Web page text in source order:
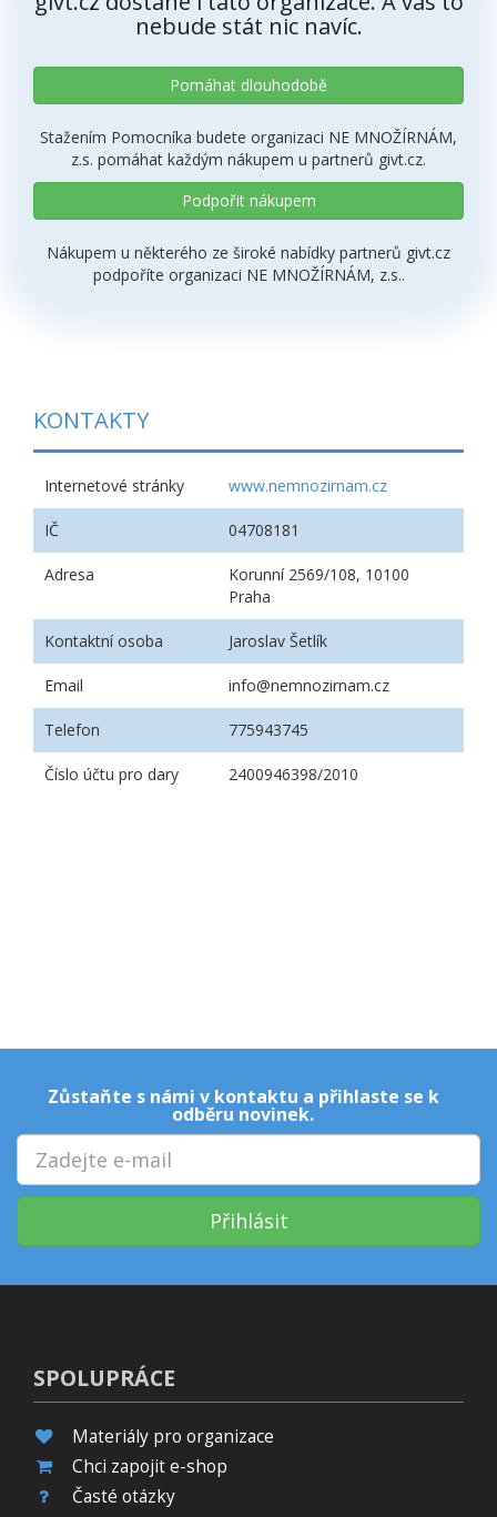
nebude stát nic navíc.
Pomáhat dlouhodobě
Stažením Pomocníka budete organizaci NE MNOŽÍRNÁM,
z.s. pomáhat každým nákupem u partnerů givt.cz.
Podpořit nákupem
Nákupem u některého ze široké nabídky partnerů givt.cz
podpoříte organizaci NE MNOŽÍRNÁM, z.s..
KONTAKTY
Internetové stránky www.nemnozirnam.cz
IČ 04708181
Adresa
Korunní 2569/108, 10100
Praha
Kontaktní osoba Jaroslav Šetlík
Email info@nemnozirnam.cz
Telefon 775943745
Číslo účtu pro dary 2400946398/2010
Zůstaňte s námi v kontaktu a přihlaste se k
odběru novinek.
Přihlásit
SPOLUPRÁCE
Materiály pro organizace
Chci zapojit e-shop
Časté otázky